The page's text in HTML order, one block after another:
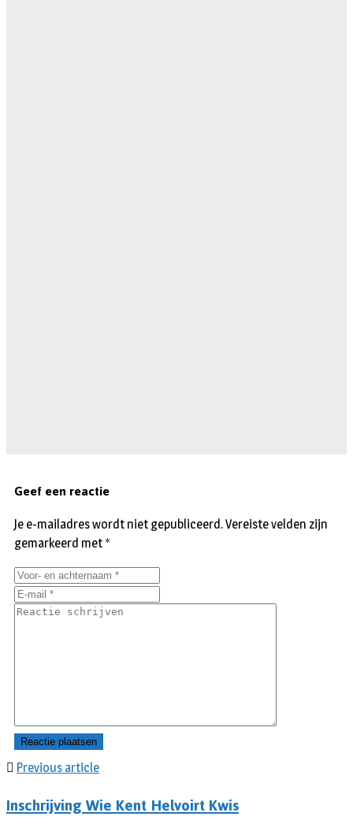
Previous article
Inschrijving Wie Kent Helvoirt Kwis
Geef een reactie
Je e-mailadres wordt niet gepubliceerd.Vereiste velden zijn
gemarkeerd met *